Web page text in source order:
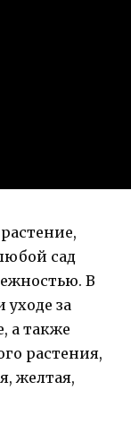
сад
В
уходе за
а также
растения,
желтая,